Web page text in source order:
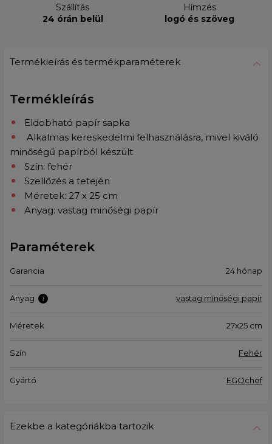
Szállítás
24 órán belül
Hímzés
logó és szöveg
Termékleírás és termékparaméterek
Termékleírás
Eldobható papír sapka
Alkalmas kereskedelmi felhasználásra, mivel kiváló
minőségű papírból készült
Szín: fehér
Szellőzés a tetején
Méretek: 27 x 25 cm
Anyag: vastag minőségi papír
Paraméterek
Garancia 24 hónap
Anyag vastag minőségi papír
Méretek 27x25 cm
Szín Fehér
Gyártó EGOchef
Ezekbe a kategóriákba tartozik